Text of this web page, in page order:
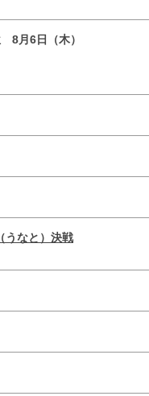
月6日（木）
うなと）決戦